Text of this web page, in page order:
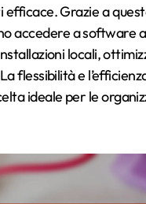
efficace. Grazie a
accedere a software
locali,
flessibilità e
ideale per le